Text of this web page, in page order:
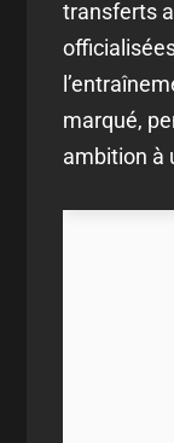
transferts
marqué,
ambition à